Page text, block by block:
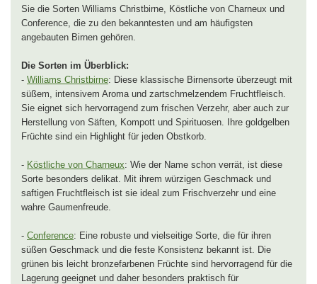
Sie die Sorten Williams Christbirne, Köstliche von Charneux und
Conference, die zu den bekanntesten und am häufigsten
angebauten Birnen gehören.
Die Sorten im Überblick:
- Williams Christbirne: Diese klassische Birnensorte überzeugt mit
süßem, intensivem Aroma und zartschmelzendem Fruchtfleisch.
Sie eignet sich hervorragend zum frischen Verzehr, aber auch zur
Herstellung von Säften, Kompott und Spirituosen. Ihre goldgelben
Früchte sind ein Highlight für jeden Obstkorb.
- Köstliche von Charneux: Wie der Name schon verrät, ist diese
Sorte besonders delikat. Mit ihrem würzigen Geschmack und
saftigen Fruchtfleisch ist sie ideal zum Frischverzehr und eine
wahre Gaumenfreude.
- Conference: Eine robuste und vielseitige Sorte, die für ihren
süßen Geschmack und die feste Konsistenz bekannt ist. Die
grünen bis leicht bronzefarbenen Früchte sind hervorragend für die
Lagerung geeignet und daher besonders praktisch für